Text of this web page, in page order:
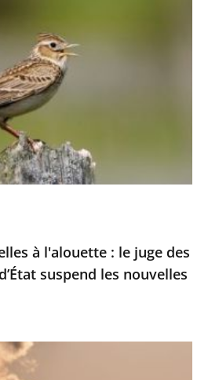
à l'alouette : le juge des
suspend les nouvelles